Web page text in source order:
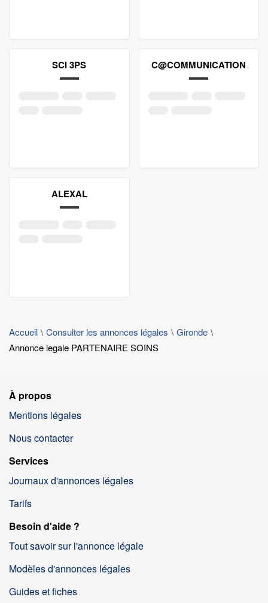
SCI 3PS C@COMMUNICATION
ALEXAL
Accueil Consulter les annonces légales
Gironde
Annonce legale PARTENAIRE SOINS
À propos
Mentions légales
Nous contacter
Services
Journaux d'annonces légales
Tarifs
Besoin d'aide ?
Tout savoir sur l'annonce légale
Modèles d'annonces légales
Guides et fiches